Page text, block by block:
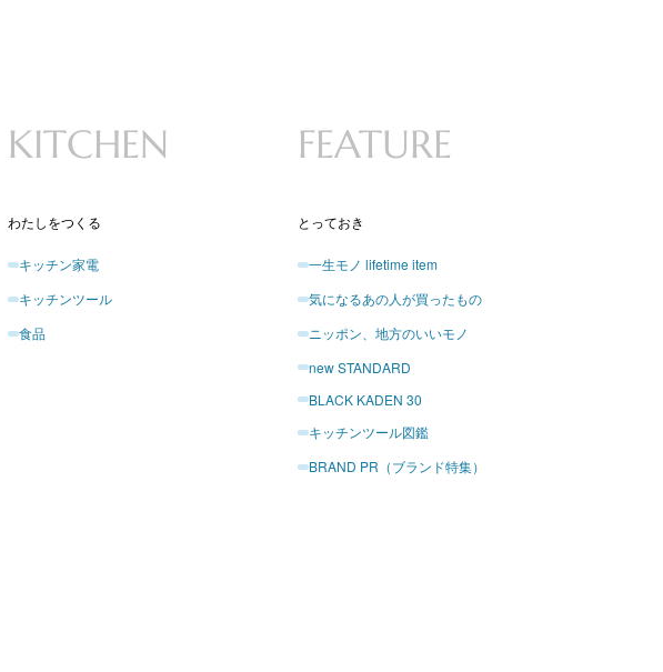
KITCHEN
わたしをつくる
キッチン家電
キッチンツール
食品
FEATURE
とっておき
一生モノ lifetime item
気になるあの人が買ったもの
ニッポン、地方のいいモノ
new STANDARD
BLACK KADEN 30
キッチンツール図鑑
BRAND PR（ブランド特集）